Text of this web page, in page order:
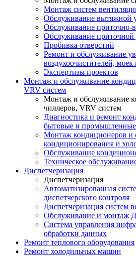
Монтаж систем
Обслуживание вытяжной
Обслуживание приточно-
Обслуживание приточной
Пробивка отверстий
Ремонт и обслуживание
воздухоочистителей, моек
Экспертизы проектов
Монтаж и обслуживание
VRV систем
Монтаж и обслуживание
чиллеров, VRV систем
Диагностика и ремонт
бытовые и
Монтаж кондиционеров и
кондиционирования и
Обслуживание
Техническое
Диспетчеризация
Диспетчеризация
Автоматизированная
диспетчерского контроля
Диспетчеризация систем
Обслуживание и монтаж
Система управления
обработки данных
Ремонт теплового оборудования
Ремонт холодильных машин